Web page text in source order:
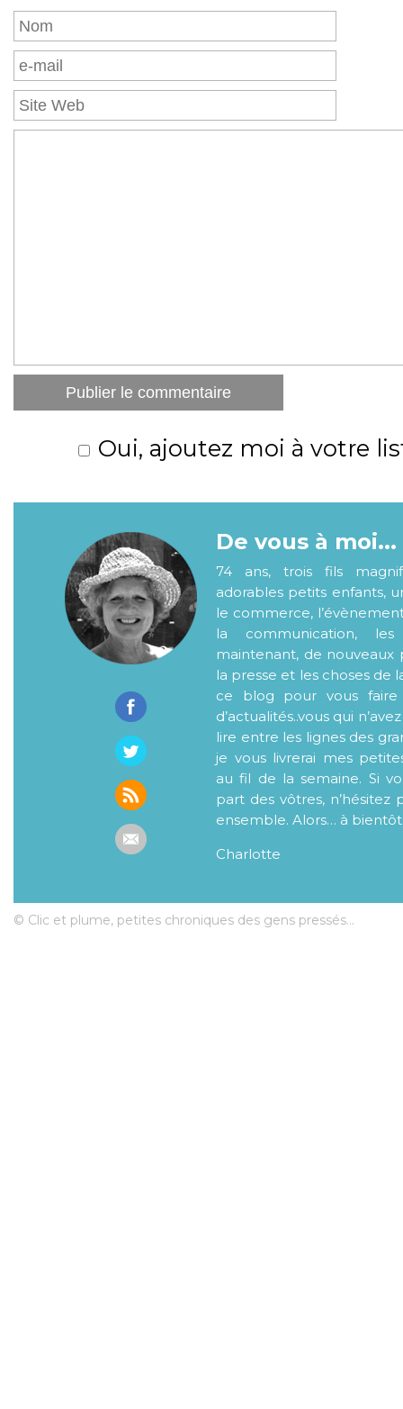
Oui, ajoutez moi à votre
De vous à moi...
74 ans, trois fils
adorables petits enfants,
le commerce,
la communication,
maintenant, de nouveaux
la presse et les choses de
ce blog pour vous faire
d’actualités..vous qui
lire entre les lignes des
je vous livrerai mes
au fil de la semaine. Si
part des vôtres, n’hésitez
ensemble. Alors… à bientôt
Charlotte
© Clic et plume, petites chroniques des gens pressés...